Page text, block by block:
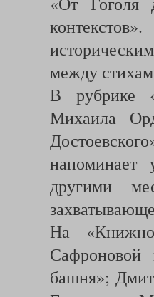
между
В рубрике
Михаила
напоминает
другими
На
Сафроновой
башня»;